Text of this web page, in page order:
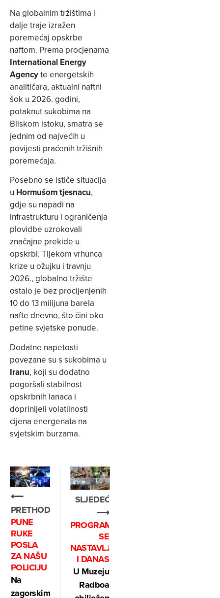
Na globalnim tržištima i
dalje traje izražen
poremećaj opskrbe
naftom. Prema procjenama
International Energy
Agencyte energetskih
analitičara, aktualni naftni
šok u 2026. godini,
potaknut sukobima na
Bliskom istoku, smatra se
jednim od najvećih u
povijesti praćenih tržišnih
poremećaja.
Posebno se ističe situacija
u Hormušom tjesnacu,
gdje su napadi na
infrastrukturu i ograničenja
plovidbe uzrokovali
značajne prekide u
opskrbi. Tijekom vrhunca
krize u ožujku i travnju
2026., globalno tržište
ostalo je bez procijenjenih
10 do 13 milijuna barela
nafte dnevno, što čini oko
petine svjetske ponude.
Dodatne napetosti
povezane su s sukobima u
Iranu, koji su dodatno
pogoršali stabilnost
opskrbnih lanaca i
doprinijeli volatilnosti
cijena energenata na
svjetskim burzama.
⟵
PRETHODNO
PUNE
RUKE
POSLA
ZA NAŠU
POLICIJU
Na
zagorskim
SLJEDEĆE
⟶
PROGRAM
SE
NASTAVLJA
I DANAS
U Muzeju
Radboa